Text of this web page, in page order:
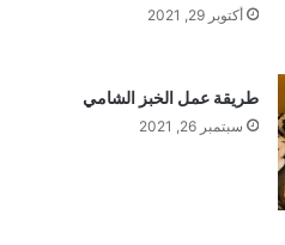
أكتوبر 29, 2021
طريقة عمل الخبز الشامي
سبتمبر 26, 2021